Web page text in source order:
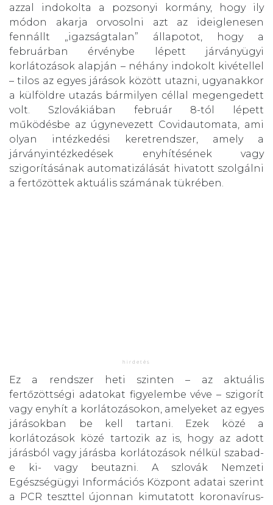
azzal indokolta a pozsonyi kormány, hogy ily
módon akarja orvosolni azt az ideiglenesen
fennállt „igazságtalan” állapotot, hogy a
februárban érvénybe lépett járványügyi
korlátozások alapján – néhány indokolt kivétellel
– tilos az egyes járások között utazni, ugyanakkor
a külföldre utazás bármilyen céllal megengedett
volt. Szlovákiában február 8-tól lépett
működésbe az úgynevezett Covidautomata, ami
olyan intézkedési keretrendszer, amely a
járványintézkedések enyhítésének vagy
szigorításának automatizálását hivatott szolgálni
a fertőzöttek aktuális számának tükrében.
Ez a rendszer heti szinten – az aktuális
fertőzöttségi adatokat figyelembe véve – szigorít
vagy enyhít a korlátozásokon, amelyeket az egyes
járásokban be kell tartani. Ezek közé a
korlátozások közé tartozik az is, hogy az adott
járásból vagy járásba korlátozások nélkül szabad-
e ki- vagy beutazni. A szlovák Nemzeti
Egészségügyi Információs Központ adatai szerint
a PCR teszttel újonnan kimutatott koronavírus-